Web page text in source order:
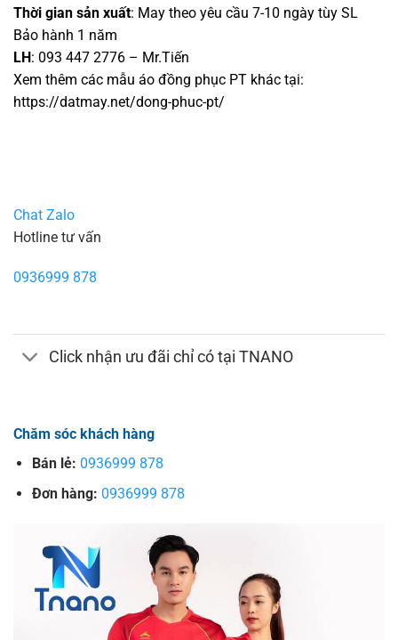
Thời gian sản xuất: May theo yêu cầu 7-10 ngày tùy SL
Bảo hành 1 năm
LH: 093 447 2776 – Mr.Tiến
Xem thêm các mẫu áo đồng phục PT khác tại:
https://datmay.net/dong-phuc-pt/
Chat Zalo
Hotline tư vấn
0936999 878
Click nhận ưu đãi chỉ có tại TNANO
Chăm sóc khách hàng
Bán lẻ: 0936999 878
Đơn hàng: 0936999 878